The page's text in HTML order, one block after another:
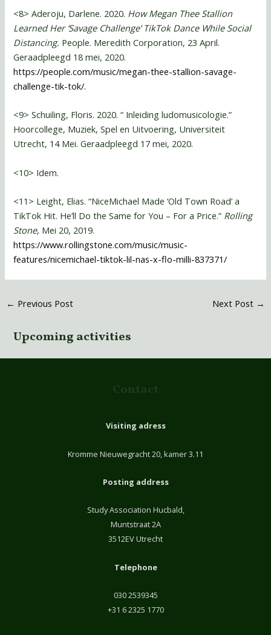
<8> Aderoju, Darlene. 2020. How Megan Thee Stallion
Learned Her ‘Savage Challenge’ TikTok Dance While Social
Distancing. People. Meredith Corporation, 23 April.
Geraadpleegd 18 mei, 2020.
https://people.com/music/megan-thee-stallion-savage-
challenge-tik-tok/.
<9> Schuiling, Floris. 2020. “ Inleiding ludomusicologie.”
Hoorcollege, Muziek, Spel en Uitvoering, Universiteit
Utrecht, 14 Mei. Geraadpleegd 17 mei, 2020.
<10> Idem.
<11> Leight, Elias. “NiceMichael Made ‘Old Town Road’ a
TikTok Hit. He’ll Do the Same for You – For a Price.” Rolling
Stone, Mei 20, 2019.
https://www.rollingstone.com/music/music-
features/nicemichael-tiktok-lil-nas-x-flo-milli-837371/
← Previous Post Next Post →
Upcoming activities
Contact
Visiting adress
Kromme Nieuwegracht 20, kamer 3.11
Posting address
Study Association Hucbald,
Muntstraat 2A
3512EV Utrecht
Telephone
030 2539345
+31 6 2325 1770